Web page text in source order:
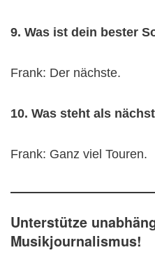
9. Was ist dein bester
Frank: Der nächste.
10. Was steht als
Frank: Ganz viel Touren.
Unterstütze
Musikjournalismus!